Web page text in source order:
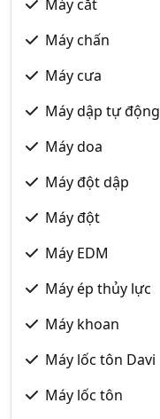
Máy cắt
Máy chấn
Máy cưa
Máy dập tự động
Máy doa
Máy đột dập
Máy đột
Máy EDM
Máy ép thủy lực
Máy khoan
Máy lốc tôn Davi
Máy lốc tôn